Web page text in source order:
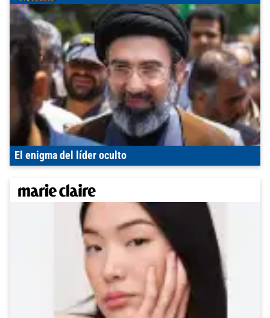
El enigma del líder oculto